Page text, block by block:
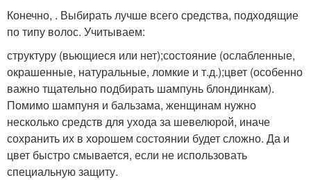
Конечно, . Выбирать лучше всего средства, подходящие
по типу волос. Учитываем:
структуру (вьющиеся или нет);состояние (ослабленные,
окрашенные, натуральные, ломкие и т.д.);цвет (особенно
важно тщательно подбирать шампунь блондинкам).
Помимо шампуня и бальзама, женщинам нужно
несколько средств для ухода за шевелюрой, иначе
сохранить их в хорошем состоянии будет сложно. Да и
цвет быстро смывается, если не использовать
специальную защиту.